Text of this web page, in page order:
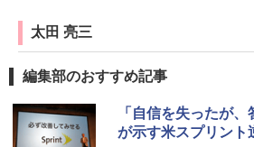
太田 亮三
編集部のおすすめ記事
「自信を失ったが
が示す米スプリント